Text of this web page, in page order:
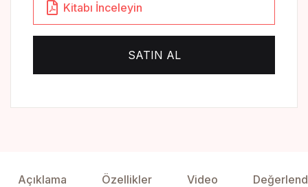
Çamlıca Çocuk Dergisi
Kitabı İnceleyin
SATIN AL
Açıklama Özellikler Video